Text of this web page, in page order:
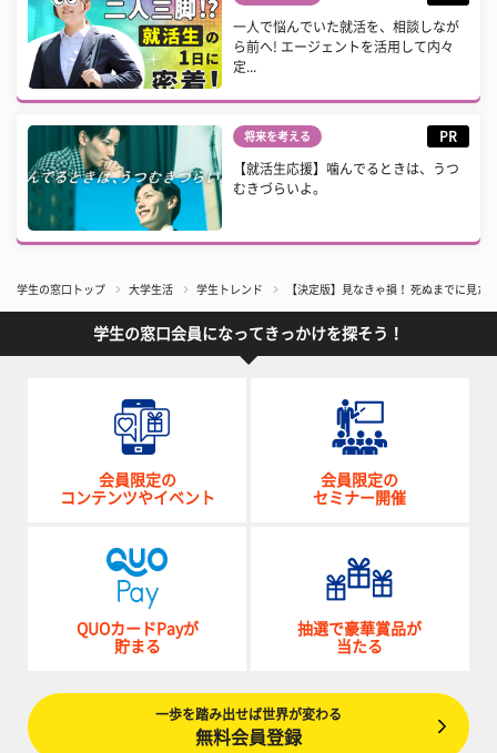
一人で悩んでいた就活を、相談しなが
ら前へ! エージェントを活用して内々
定...
将来を考える PR
【就活生応援】噛んでるときは、うつ
むきづらいよ。
学生の窓口トップ 大学生活 学生トレンド 【決定版】見なきゃ損！ 死ぬまでに見
学生の窓口会員になってきっかけを探そう！
会員限定の
コンテンツやイベント
会員限定の
セミナー開催
QUOカードPayが
貯まる
抽選で豪華賞品が
当たる
一歩を踏み出せば世界が変わる
無料会員登録